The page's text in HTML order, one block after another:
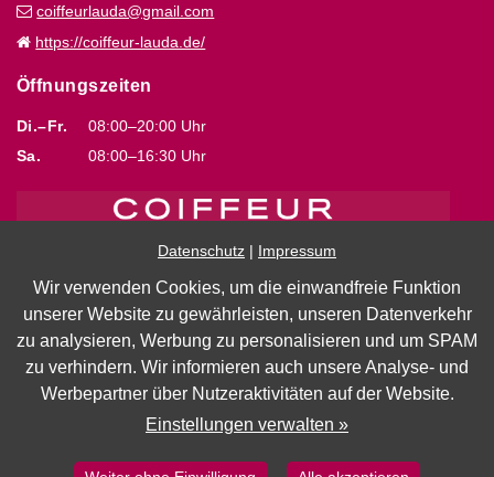
coiffeurlauda@gmail.com
https://coiffeur-lauda.de/
Öffnungszeiten
Di.–Fr.
08:00–20:00 Uhr
Sa.
08:00–16:30 Uhr
Impressum | Datenschutz
Barrierefreiheit
Cookie Einstellungen
Marketing by
Datenschutz | Impressum
Wir verwenden Cookies, um die einwandfreie Funktion
unserer Website zu gewährleisten, unseren Datenverkehr
zu analysieren, Werbung zu personalisieren und um SPAM
zu verhindern. Wir informieren auch unsere Analyse- und
Werbepartner über Nutzeraktivitäten auf der Website.
Einstellungen verwalten »